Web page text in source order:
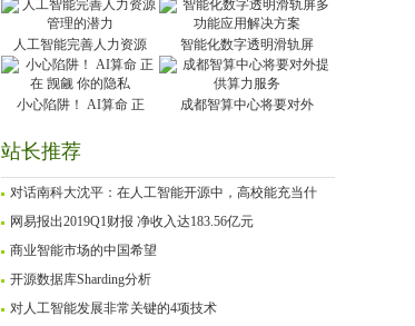
人工智能完善人力资源 智能化数字透明滑轨屏
小心陷阱！ AI算命 正 成都智算中心将要对外
站长推荐
对话南科大沈平：在人工智能开源中，高校能充当什
网易报出2019Q1财报 净收入达183.56亿元
商业智能市场的中国希望
开源数据库Sharding分析
对人工智能发展非常关键的4项技术